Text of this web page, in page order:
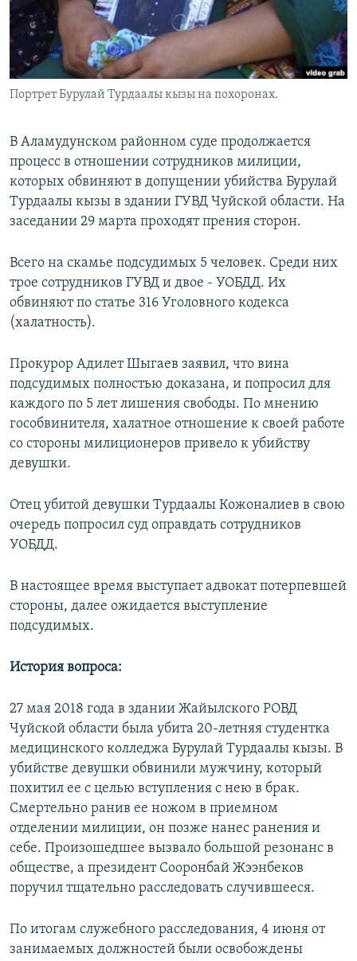
Портрет Бурулай Турдаалы кызы на похоронах.
В Аламудунском районном суде продолжается
процесс в отношении сотрудников милиции,
которых обвиняют в допущении убийства Бурулай
Турдаалы кызы в здании ГУВД Чуйской области. На
заседании 29 марта проходят прения сторон.
Всего на скамье подсудимых 5 человек. Среди них
трое сотрудников ГУВД и двое - УОБДД. Их
обвиняют по статье 316 Уголовного кодекса
(халатность).
Прокурор Адилет Шыгаев заявил, что вина
подсудимых полностью доказана, и попросил для
каждого по 5 лет лишения свободы. По мнению
гособвинителя, халатное отношение к своей работе
со стороны милиционеров привело к убийству
девушки.
Отец убитой девушки Турдаалы Кожоналиев в свою
очередь попросил суд оправдать сотрудников
УОБДД.
В настоящее время выступает адвокат потерпевшей
стороны, далее ожидается выступление
подсудимых.
История вопроса:
27 мая 2018 года в здании Жайылского РОВД
Чуйской области была убита 20-летняя студентка
медицинского колледжа Бурулай Турдаалы кызы. В
убийстве девушки обвинили мужчину, который
похитил ее с целью вступления с нею в брак.
Смертельно ранив ее ножом в приемном
отделении милиции, он позже нанес ранения и
себе. Произошедшее вызвало большой резонанс в
обществе, а президент Сооронбай Жээнбеков
поручил тщательно расследовать случившееся.
По итогам служебного расследования, 4 июня от
занимаемых должностей были освобождены